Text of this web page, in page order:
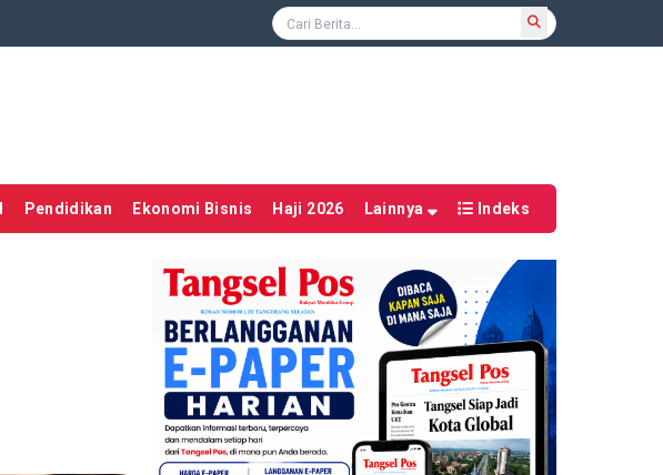
Pendidikan Ekonomi Bisnis Haji 2026 Lainnya Indeks